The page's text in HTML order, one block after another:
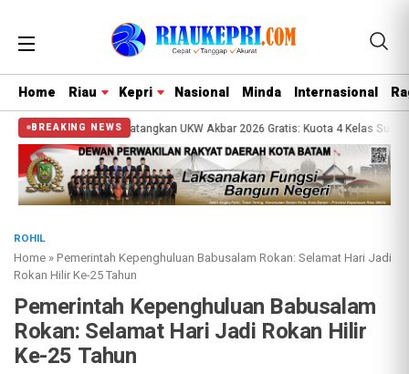
Home Riau Kepri Nasional Minda Internasional
BREAKING NEWS
PWI Kepri Matangkan UKW Akbar 2026 Gratis: Kuota 4 Kelas Sudah
ROHIL
Home »Pemerintah Kepenghuluan Babusalam Rokan: Selamat Hari Jadi
Rokan Hilir Ke-25 Tahun
Pemerintah Kepenghuluan Babusalam
Rokan: Selamat Hari Jadi Rokan Hilir
Ke-25 Tahun